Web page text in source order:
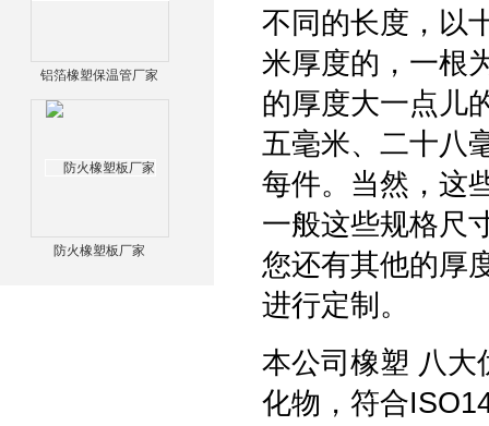
铝箔橡塑保温管厂家
防火橡塑板厂家
不同的长度，以
米厚度的，一根
的厚度大一点儿
五毫米、二十八
每件。当然，这
一般这些规格尺
您还有其他的厚
进行定制。
本公司橡塑 八大
化物，符合